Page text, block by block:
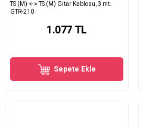
TS (M) <-> TS (M) Gitar Kablosu, 3 mt.
GTR-210
1.077 TL
Sepete Ekle